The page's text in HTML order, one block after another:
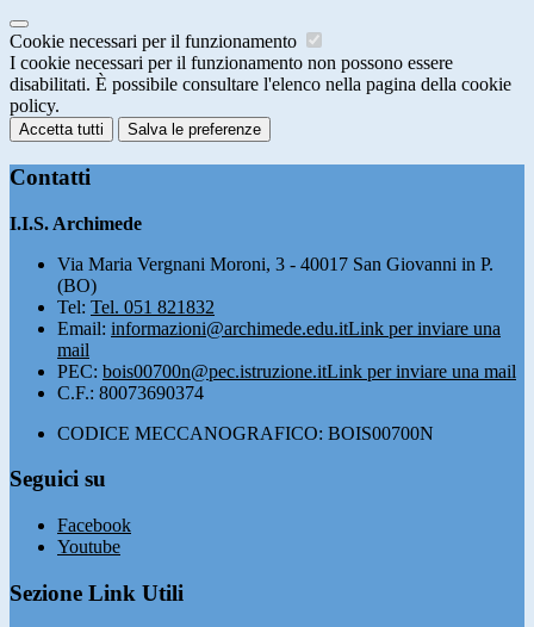
Cookie necessari per il funzionamento
I cookie necessari per il funzionamento non possono essere
disabilitati. È possibile consultare l'elenco nella pagina della cookie
policy.
Accetta tutti Salva le preferenze
Contatti
I.I.S. Archimede
Via Maria Vergnani Moroni, 3 - 40017 San Giovanni in P.
(BO)
Tel: Tel. 051 821832
Email: informazioni@archimede.edu.itLink per inviare una
mail
PEC: bois00700n@pec.istruzione.itLink per inviare una mail
C.F.: 80073690374
CODICE MECCANOGRAFICO: BOIS00700N
Seguici su
Facebook
Youtube
Sezione Link Utili